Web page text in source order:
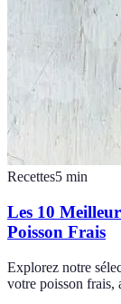
Recettes5 min
Les 10
Poisson Frais
Explorez notre
votre poisson frais,